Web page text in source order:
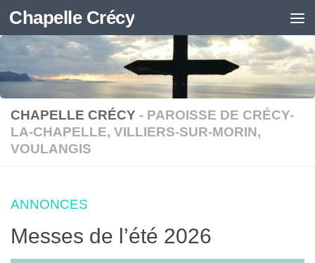
Skip to content
Chapelle Crécy
CHAPELLE CRÉCY - PAROISSE DE CRÉCY-
LA-CHAPELLE, VILLIERS-SUR-MORIN,
VOULANGIS
ANNONCES
Messes de l’été 2026